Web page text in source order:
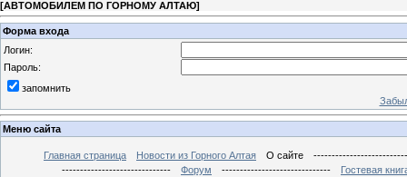
[АВТОМОБИЛЕМ ПО ГОРНОМУ АЛТАЮ]
Форма входа
Логин:
Пароль:
запомнить
Меню сайта
Главная страница Новости из Горного Алтая О сайте
------------------------------
Форум ------------------------------
Гостевая